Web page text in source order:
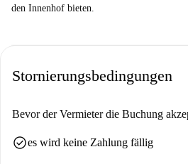
von Waschmaschinen/Trocknern
gereinigt. Es besteht die Möglichkeit,
zusätzliche Reinigung anzufordern.
Sicherheit: Überwachungskameras auf
Gemeinschaftsbereiche: Viele
den Innenhof bieten.
Stornierungsbedingungen
Bevor der Vermieter die Buchung
check_circlees wird keine Zahlung fällig